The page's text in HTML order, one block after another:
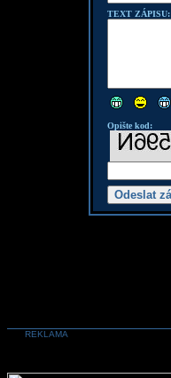
TEXT ZÁPISU:
Opište kod:
REKLAMA